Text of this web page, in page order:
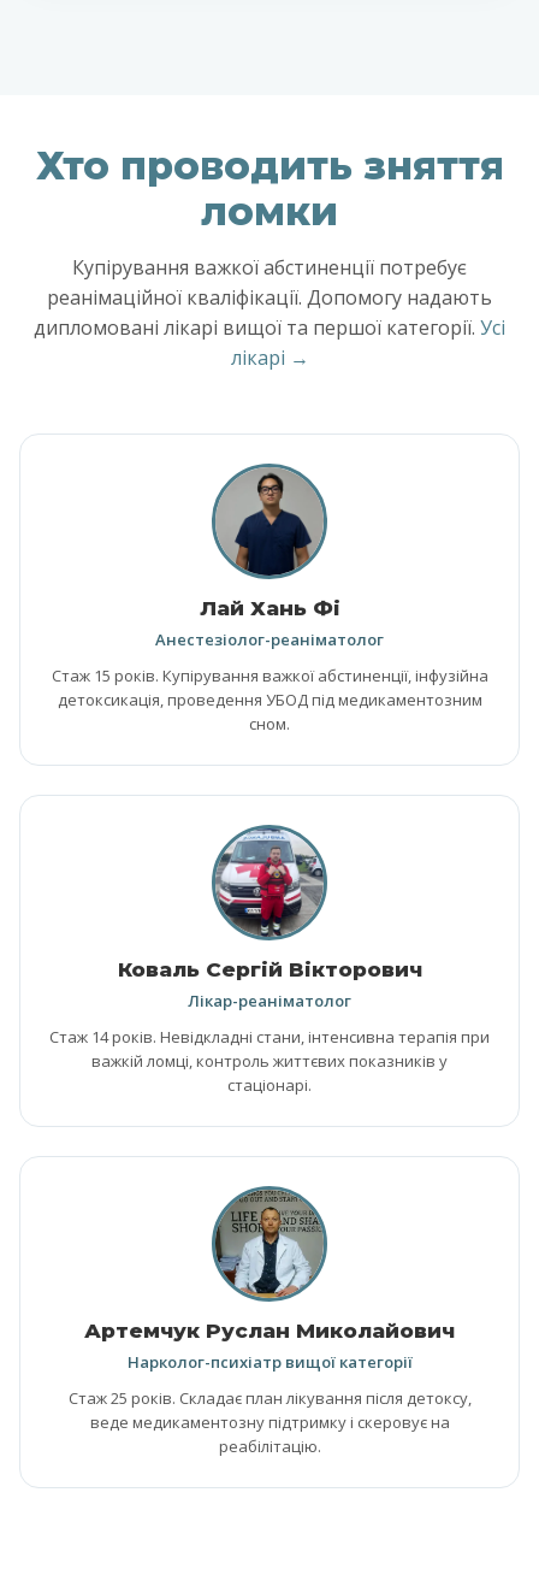
Хто проводить зняття
ломки
Купірування важкої абстиненції потребує
реанімаційної кваліфікації. Допомогу надають
дипломовані лікарі вищої та першої категорії. Усі
лікарі →
Лай Хань Фі
Анестезіолог-реаніматолог
Стаж 15 років. Купірування важкої абстиненції, інфузійна
детоксикація, проведення УБОД під медикаментозним
сном.
Коваль Сергій Вікторович
Лікар-реаніматолог
Стаж 14 років. Невідкладні стани, інтенсивна терапія при
важкій ломці, контроль життєвих показників у
стаціонарі.
Артемчук Руслан Миколайович
Нарколог-психіатр вищої категорії
Стаж 25 років. Складає план лікування після детоксу,
веде медикаментозну підтримку і скеровує на
реабілітацію.